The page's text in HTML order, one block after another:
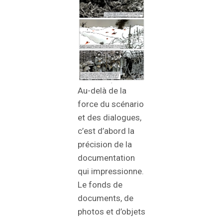
Au-delà de la
force du scénario
et des dialogues,
c’est d’abord la
précision de la
documentation
qui impressionne.
Le fonds de
documents, de
photos et d’objets